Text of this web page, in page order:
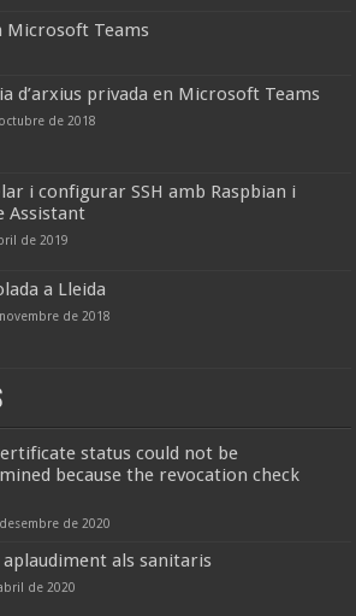
Microsoft Teams
d’arxius privada en Microsoft Teams
de 2018
i configurar SSH amb Raspbian i
Assistant
de 2019
a Lleida
de 2018
status could not be
because the revocation check
de 2020
aplaudiment als sanitaris
de 2020